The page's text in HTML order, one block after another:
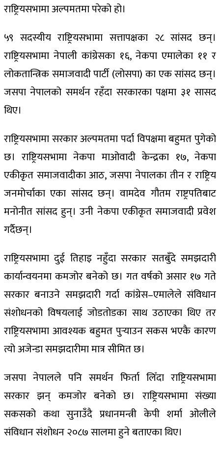
राष्ट्रियसभामा अल्पमतमा परेको हो।
५९ सदस्यीय राष्ट्रियसभामा सत्तापक्षका २८ सांसद छन्।
राष्ट्रियसभामा नेपाली कांग्रेसका १६, नेकपा एमालेका ११ र
लोकतान्त्रिक समाजवादी पार्टी (लोसपा) का एक सांसद छन्।
जसपा नेपालको समर्थन रहँदा सरकारका पक्षमा ३१ सासद
थिए।
राष्ट्रियसभामा सरकार अल्पमतमा पर्दा विपक्षमा बहुमत पुगेको
छ। राष्ट्रियसभामा नेकपा माओवादी केन्द्रका १७, नेकपा
एकीकृत समाजवादीका आठ, जसपा नेपालका तीन र राष्ट्रिय
जनमोर्चाका एका सांसद छन्। वामदेव गौतम राष्ट्रपतिबाट
मनोनीत सांसद हुन्। उनी नेकपा एकीकृत समाजवादी प्रवेश
गर्दैछन्।
राष्ट्रियसभामा दुई तिहाइ नहुँदा सरकार सतबुँदे समझदारी
कार्यान्वयनमा कमजोर बनेको छ। गत वर्षको असार १७ गते
सरकार बनाउने समझदारी गर्दा कांग्रेस–एमालेले संविधान
संशोधनको विषयलाई जोडतोडका साथ उठाएका थिए तर
राष्ट्रियसभामा आवश्यक बहुमत पुर्‍याउन सकस भएकै कारण
त्यो अजेन्डा समझदारीमा मात्र सीमित छ।
जसपा नेपालले पनि समर्थन फिर्ता लिँदा राष्ट्रियसभामा
सरकार झन् कमजोर बनेको छ। राष्ट्रियसभामा संख्या
सकसको कथा सुनाउँदै प्रधानमन्त्री केपी शर्मा ओलीले
संविधान संशोधन २०८७ सालमा हुने बताएका थिए।